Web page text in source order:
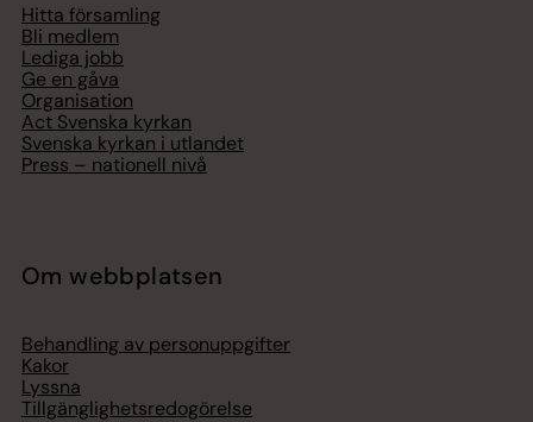
Hitta församling
Bli medlem
Lediga jobb
Ge en gåva
Organisation
Act Svenska kyrkan
Svenska kyrkan i utlandet
Press – nationell nivå
Om webbplatsen
Behandling av personuppgifter
Kakor
Lyssna
Tillgänglighetsredogörelse